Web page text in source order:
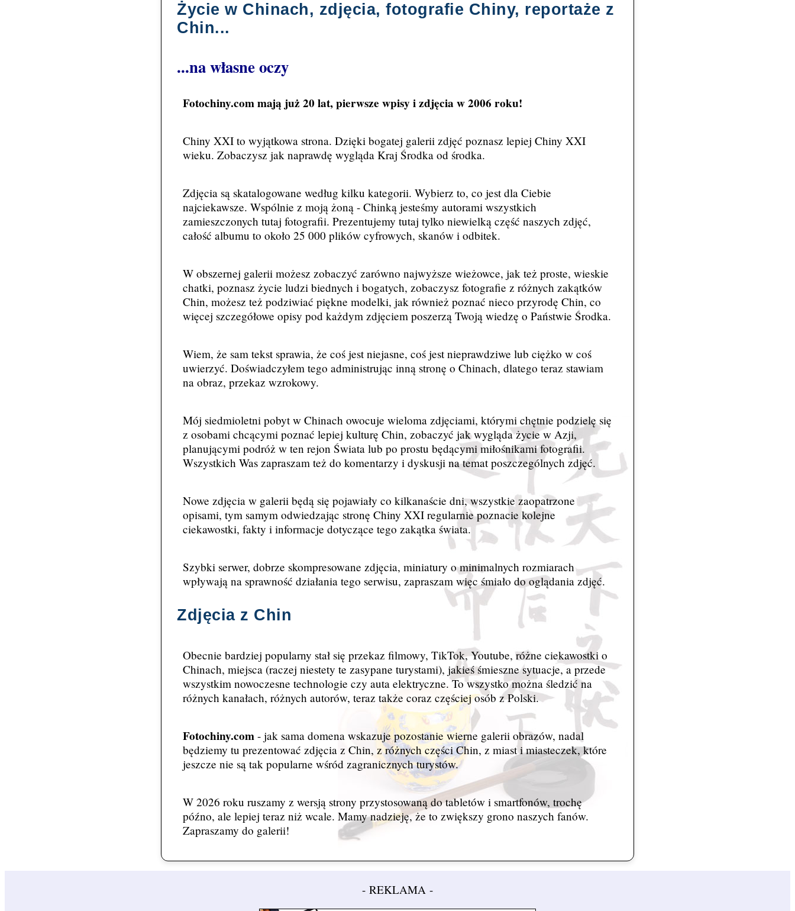
Życie w Chinach, zdjęcia, fotografie Chiny, reportaże z
Chin...
...na własne oczy
Fotochiny.com mają już 20 lat, pierwsze wpisy i zdjęcia w 2006 roku!
Chiny XXI to wyjątkowa strona. Dzięki bogatej galerii zdjęć poznasz lepiej Chiny XXI
wieku. Zobaczysz jak naprawdę wygląda Kraj Środka od środka.
Zdjęcia są skatalogowane według kilku kategorii. Wybierz to, co jest dla Ciebie
najciekawsze. Wspólnie z moją żoną - Chinką jesteśmy autorami wszystkich
zamieszczonych tutaj fotografii. Prezentujemy tutaj tylko niewielką część naszych zdjęć,
całość albumu to około 25 000 plików cyfrowych, skanów i odbitek.
W obszernej galerii możesz zobaczyć zarówno najwyższe wieżowce, jak też proste, wieskie
chatki, poznasz życie ludzi biednych i bogatych, zobaczysz fotografie z różnych zakątków
Chin, możesz też podziwiać piękne modelki, jak również poznać nieco przyrodę Chin, co
więcej szczegółowe opisy pod każdym zdjęciem poszerzą Twoją wiedzę o Państwie Środka.
Wiem, że sam tekst sprawia, że coś jest niejasne, coś jest nieprawdziwe lub ciężko w coś
uwierzyć. Doświadczyłem tego administrując inną stronę o Chinach, dlatego teraz stawiam
na obraz, przekaz wzrokowy.
Mój siedmioletni pobyt w Chinach owocuje wieloma zdjęciami, którymi chętnie podzielę się
z osobami chcącymi poznać lepiej kulturę Chin, zobaczyć jak wygląda życie w Azji,
planującymi podróż w ten rejon Świata lub po prostu będącymi miłośnikami fotografii.
Wszystkich Was zapraszam też do komentarzy i dyskusji na temat poszczególnych zdjęć.
Nowe zdjęcia w galerii będą się pojawiały co kilkanaście dni, wszystkie zaopatrzone
opisami, tym samym odwiedzając stronę Chiny XXI regularnie poznacie kolejne
ciekawostki, fakty i informacje dotyczące tego zakątka świata.
Szybki serwer, dobrze skompresowane zdjęcia, miniatury o minimalnych rozmiarach
wpływają na sprawność działania tego serwisu, zapraszam więc śmiało do oglądania zdjęć.
Zdjęcia z Chin
Obecnie bardziej popularny stał się przekaz filmowy, TikTok, Youtube, różne ciekawostki o
Chinach, miejsca (raczej niestety te zasypane turystami), jakieś śmieszne sytuacje, a przede
wszystkim nowoczesne technologie czy auta elektryczne. To wszystko można śledzić na
różnych kanałach, różnych autorów, teraz także coraz częściej osób z Polski.
Fotochiny.com - jak sama domena wskazuje pozostanie wierne galerii obrazów, nadal
będziemy tu prezentować zdjęcia z Chin, z różnych części Chin, z miast i miasteczek, które
jeszcze nie są tak popularne wśród zagranicznych turystów.
W 2026 roku ruszamy z wersją strony przystosowaną do tabletów i smartfonów, trochę
późno, ale lepiej teraz niż wcale. Mamy nadzieję, że to zwiększy grono naszych fanów.
Zapraszamy do galerii!
- REKLAMA -